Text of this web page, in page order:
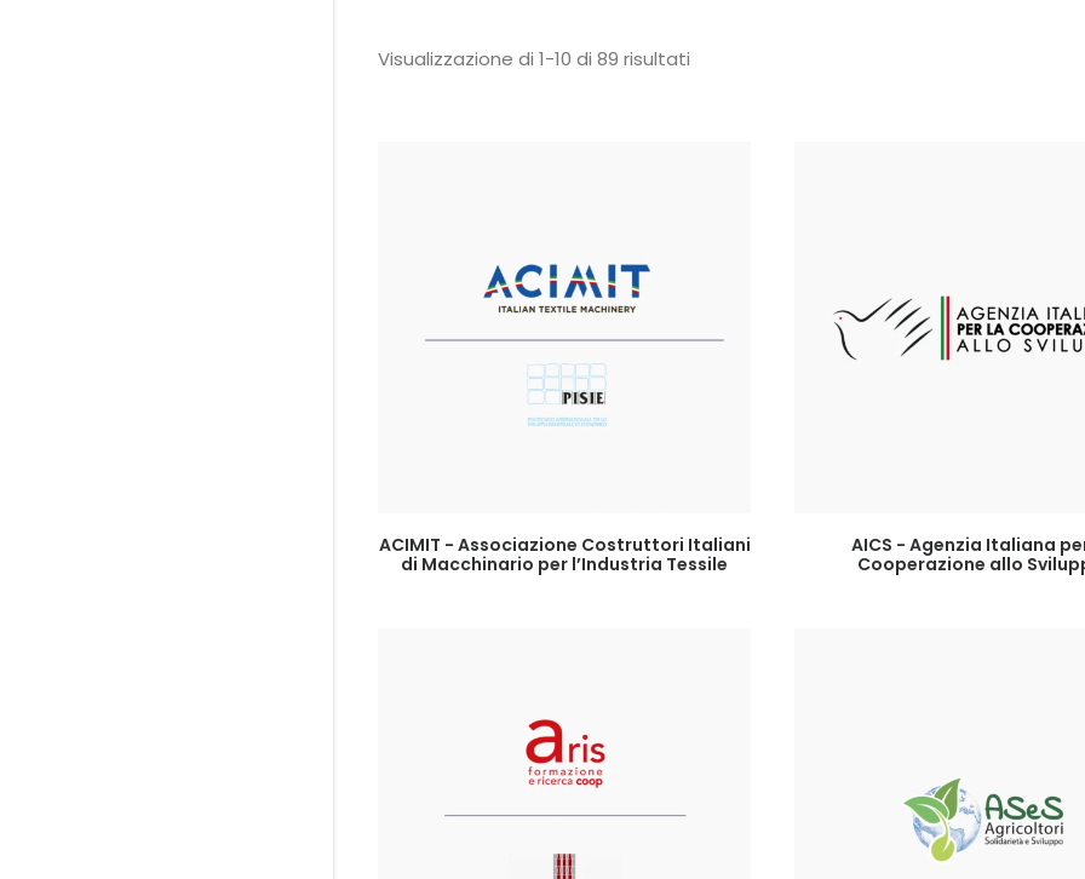
Visualizzazione di 1-10 di 89 risultati
LEGGI TUTTO
ACIMIT - Associazione Costruttori Italiani
di Macchinario per l’Industria Tessile
LEGGI TUTTO
AICS - Agenzia Italiana
Cooperazione allo